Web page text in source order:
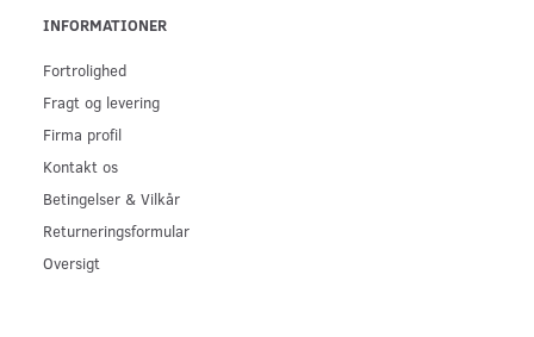
INFORMATIONER
Fortrolighed
Fragt og levering
Firma profil
Kontakt os
Betingelser & Vilkår
Returneringsformular
Oversigt